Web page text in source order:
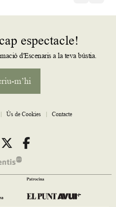
espectacle!
d'Escenaris a la teva bústia.
m’hi
| Ús de Cookies | Contacte
a instagram
Link a twitter
Link a facebook